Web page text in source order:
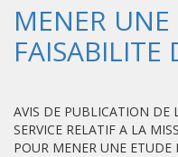
MENER
FAISABILITE
AVIS DE PUBLICATION DE
SERVICE RELATIF A LA
POUR MENER UNE